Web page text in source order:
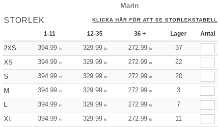
Marin
STORLEK KLICKA HÄR FÖR ATT SE STORLEKSTABELL
1-11 12-35 36 + Lager Antal
2XS 394.99 kr 329.99 kr 272.99 kr
37
XS
394.99 kr 329.99 kr 272.99 kr
22
S
394.99 kr 329.99 kr 272.99 kr
20
M
394.99 kr 329.99 kr 272.99 kr
3
L
394.99 kr 329.99 kr 272.99 kr
7
XL
394.99 kr 329.99 kr 272.99 kr
11